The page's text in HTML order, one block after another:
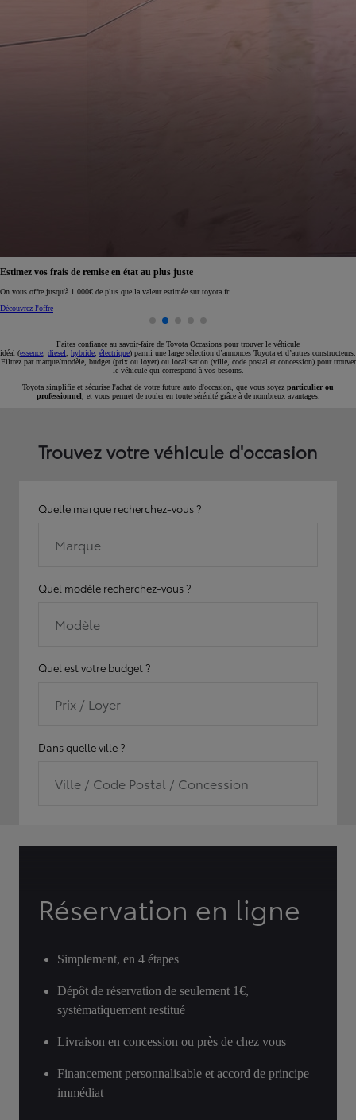
Réservez en ligne votre occasion pour 1€ seulement
Réservez en ligne
Faites confiance au savoir-faire de Toyota Occasions pour trouver le véhicule
idéal (essence diesel hybride électrique) parmi une large sélection d’annonces Toyota et d’autres constructeurs.
Filtrez par marque/modèle, budget (prix ou loyer) ou localisation (ville, code postal et concession) pour trouver
le véhicule qui correspond à vos besoins.
Toyota simplifie et sécurise l'achat de votre future auto d'occasion, que vous soyez particulier ou
professionnel , et vous permet de rouler en toute sérénité grâce à de nombreux avantages.
Trouvez votre véhicule d'occasion
Quelle marque recherchez-vous ?
Marque
Quel modèle recherchez-vous ?
Modèle
Quel est votre budget ?
Prix / Loyer
Dans quelle ville ?
Ville / Code Postal / Concession
Réservation en ligne
Simplement, en 4 étapes
Dépôt de réservation de seulement 1€,
systématiquement restitué
Livraison en concession ou près de chez vous
Financement personnalisable et accord de principe
immédiat